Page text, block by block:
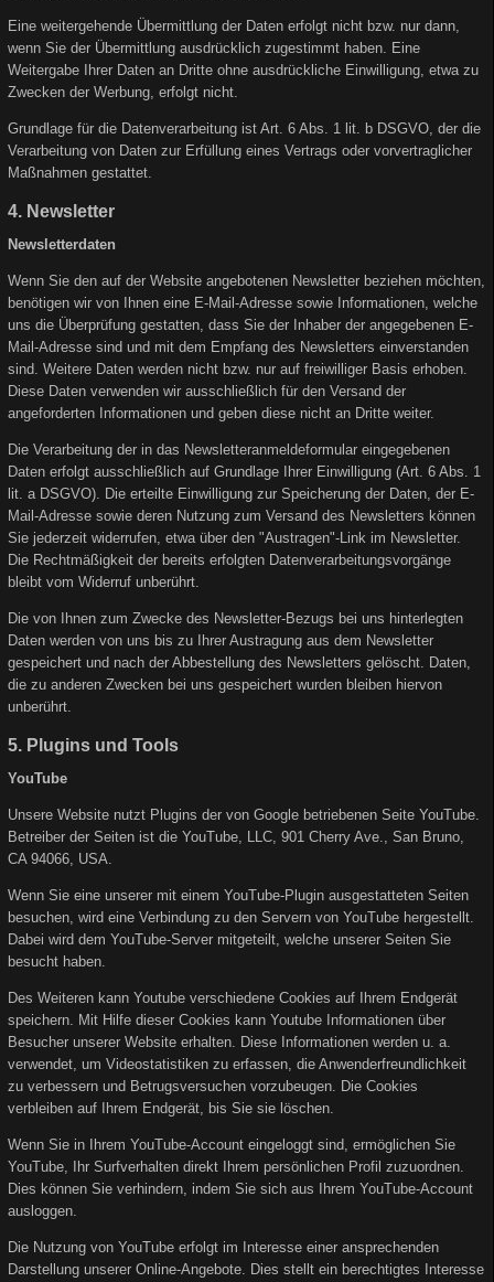
Eine weitergehende Übermittlung der Daten erfolgt nicht bzw. nur dann,
wenn Sie der Übermittlung ausdrücklich zugestimmt haben. Eine
Weitergabe Ihrer Daten an Dritte ohne ausdrückliche Einwilligung, etwa zu
Zwecken der Werbung, erfolgt nicht.
Grundlage für die Datenverarbeitung ist Art. 6 Abs. 1 lit. b DSGVO, der die
Verarbeitung von Daten zur Erfüllung eines Vertrags oder vorvertraglicher
Maßnahmen gestattet.
4. Newsletter
Newsletterdaten
Wenn Sie den auf der Website angebotenen Newsletter beziehen möchten,
benötigen wir von Ihnen eine E-Mail-Adresse sowie Informationen, welche
uns die Überprüfung gestatten, dass Sie der Inhaber der angegebenen E-
Mail-Adresse sind und mit dem Empfang des Newsletters einverstanden
sind. Weitere Daten werden nicht bzw. nur auf freiwilliger Basis erhoben.
Diese Daten verwenden wir ausschließlich für den Versand der
angeforderten Informationen und geben diese nicht an Dritte weiter.
Die Verarbeitung der in das Newsletteranmeldeformular eingegebenen
Daten erfolgt ausschließlich auf Grundlage Ihrer Einwilligung (Art. 6 Abs. 1
lit. a DSGVO). Die erteilte Einwilligung zur Speicherung der Daten, der E-
Mail-Adresse sowie deren Nutzung zum Versand des Newsletters können
Sie jederzeit widerrufen, etwa über den "Austragen"-Link im Newsletter.
Die Rechtmäßigkeit der bereits erfolgten Datenverarbeitungsvorgänge
bleibt vom Widerruf unberührt.
Die von Ihnen zum Zwecke des Newsletter-Bezugs bei uns hinterlegten
Daten werden von uns bis zu Ihrer Austragung aus dem Newsletter
gespeichert und nach der Abbestellung des Newsletters gelöscht. Daten,
die zu anderen Zwecken bei uns gespeichert wurden bleiben hiervon
unberührt.
5. Plugins und Tools
YouTube
Unsere Website nutzt Plugins der von Google betriebenen Seite YouTube.
Betreiber der Seiten ist die YouTube, LLC, 901 Cherry Ave., San Bruno,
CA 94066, USA.
Wenn Sie eine unserer mit einem YouTube-Plugin ausgestatteten Seiten
besuchen, wird eine Verbindung zu den Servern von YouTube hergestellt.
Dabei wird dem YouTube-Server mitgeteilt, welche unserer Seiten Sie
besucht haben.
Des Weiteren kann Youtube verschiedene Cookies auf Ihrem Endgerät
speichern. Mit Hilfe dieser Cookies kann Youtube Informationen über
Besucher unserer Website erhalten. Diese Informationen werden u. a.
verwendet, um Videostatistiken zu erfassen, die Anwenderfreundlichkeit
zu verbessern und Betrugsversuchen vorzubeugen. Die Cookies
verbleiben auf Ihrem Endgerät, bis Sie sie löschen.
Wenn Sie in Ihrem YouTube-Account eingeloggt sind, ermöglichen Sie
YouTube, Ihr Surfverhalten direkt Ihrem persönlichen Profil zuzuordnen.
Dies können Sie verhindern, indem Sie sich aus Ihrem YouTube-Account
ausloggen.
Die Nutzung von YouTube erfolgt im Interesse einer ansprechenden
Darstellung unserer Online-Angebote. Dies stellt ein berechtigtes Interesse